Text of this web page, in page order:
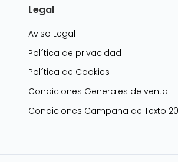
Legal
Aviso Legal
Política de privacidad
Política de Cookies
Condiciones Generales de venta
Condiciones Campaña de Texto